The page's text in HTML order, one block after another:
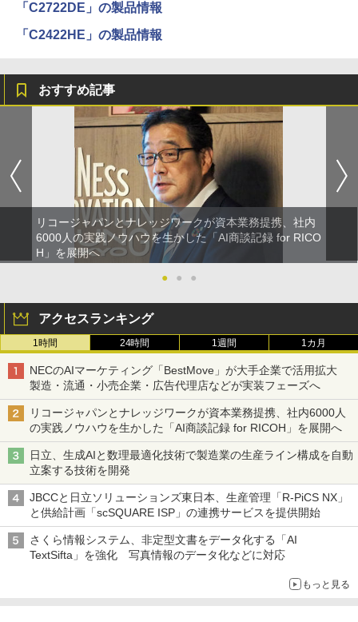
「C2722DE」の製品情報
「C2422HE」の製品情報
おすすめ記事
リコージャパンとナレッジワークが資本業務提携、社内
6000人の実践ノウハウを生かした「AI商談記録 for RICO
H」を展開へ
●
● ●
アクセスランキング
1時間 24時間 1週間 1カ月
NECのAIマーケティング「BestMove」が大手企業で活用拡大
製造・流通・小売企業・広告代理店などが実装フェーズへ
リコージャパンとナレッジワークが資本業務提携、社内6000人
の実践ノウハウを生かした「AI商談記録 for RICOH」を展開へ
日立、生成AIと数理最適化技術で製造業の生産ライン構成を自動
立案する技術を開発
JBCCと日立ソリューションズ東日本、生産管理「R-PiCS NX」
と供給計画「scSQUARE ISP」の連携サービスを提供開始
さくら情報システム、非定型文書をデータ化する「AI
TextSifta」を強化 写真情報のデータ化などに対応
もっと見る